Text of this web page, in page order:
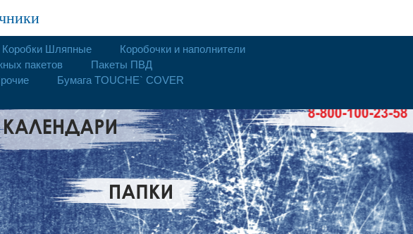
Коробки Шляпные
Коробочки и наполнители
пакетов
Пакеты ПВД
Бумага TOUCHE` COVER